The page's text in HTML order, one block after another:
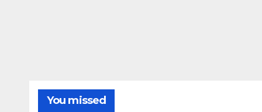
You missed